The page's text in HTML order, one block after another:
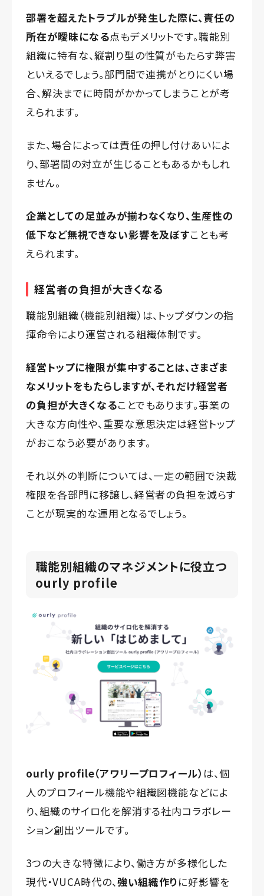
部署を超えたトラブルが発生した際に、責任の
所在が曖昧になる点もデメリットです。職能別
組織に特有な、縦割り型の性質がもたらす弊害
といえるでしょう。部門間で連携がとりにくい場
合、解決までに時間がかかってしまうことが考
えられます。
また、場合によっては責任の押し付けあいによ
り、部署間の対立が生じることもあるかもしれ
ません。
企業としての足並みが揃わなくなり、生産性の
低下など無視できない影響を及ぼすことも考
えられます。
経営者の負担が大きくなる
職能別組織（機能別組織）は、トップダウンの指
揮命令により運営される組織体制です。
経営トップに権限が集中することは、さまざま
なメリットをもたらしますが、それだけ経営者
の負担が大きくなることでもあります。事業の
大きな方向性や、重要な意思決定は経営トップ
がおこなう必要があります。
それ以外の判断については、一定の範囲で決裁
権限を各部門に移譲し、経営者の負担を減らす
ことが現実的な運用となるでしょう。
職能別組織のマネジメントに役立つ
ourly profile
ourly profile（アワリープロフィール） は、個
人のプロフィール機能や組織図機能などによ
り、組織のサイロ化を解消する社内コラボレー
ション創出ツールです。
3つの大きな特徴により、働き方が多様化した
現代・VUCA時代の、強い組織作りに好影響を